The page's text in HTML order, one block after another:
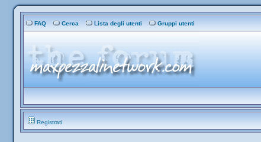
FAQ Cerca Lista degli utenti Gruppi utenti
Registrati